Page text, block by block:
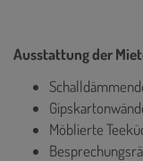
Ausstattung der
Möblierte